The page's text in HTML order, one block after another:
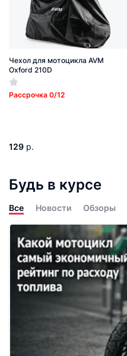
Чехол для мотоцикла AVM
Oxford 210D
Рассрочка 0/12
129 р.
Будь в курсе
Все Новости Обзоры